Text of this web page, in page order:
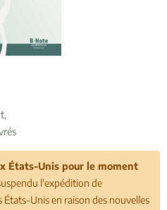
États-Unis pour le moment
l'expédition de
États-Unis en raison des nouvelles